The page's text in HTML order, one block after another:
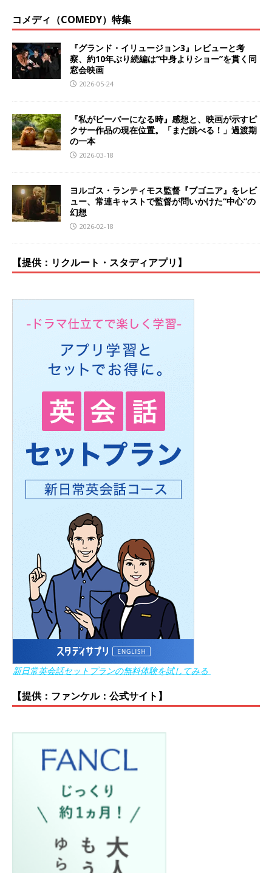
コメディ（COMEDY）特集
『グランド・イリュージョン3』レビューと考
察、約10年ぶり続編は“中身よりショー”を貫く同
窓会映画
2026-05-24
『私がビーバーになる時』感想と、映画が示すピ
クサー作品の現在位置。「まだ跳べる！」過渡期
の一本
2026-03-18
ヨルゴス・ランティモス監督『ブゴニア』をレビ
ュー、常連キャストで監督が問いかけた“中心”の
幻想
2026-02-18
【提供：リクルート・スタディアプリ】
新日常英会話セットプランの無料体験を試してみる
【提供：ファンケル：公式サイト】